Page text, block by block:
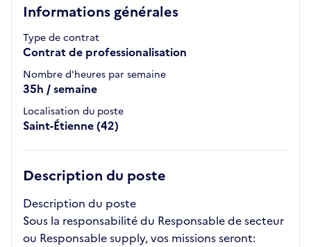
Informations générales
Type de contrat
Contrat de professionalisation
Nombre d'heures par semaine
35h / semaine
Localisation du poste
Saint-Étienne (42)
Description du poste
Description du poste
Sous la responsabilité du Responsable de secteur
ou Responsable supply, vos missions seront: